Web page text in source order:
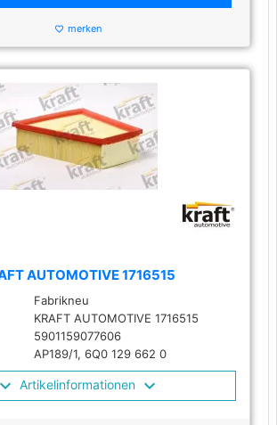
favorite_border merken
AUTOMOTIVE 1716515
Fabrikneu
KRAFT AUTOMOTIVE 1716515
5901159077606
AP189/1, 6Q0 129 662 0
Artikelinformationen